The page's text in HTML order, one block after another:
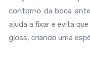
contorno da boca
ajuda a fixar e evita
gloss, criando uma